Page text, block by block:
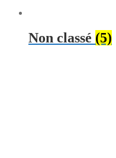
Non classé (5)